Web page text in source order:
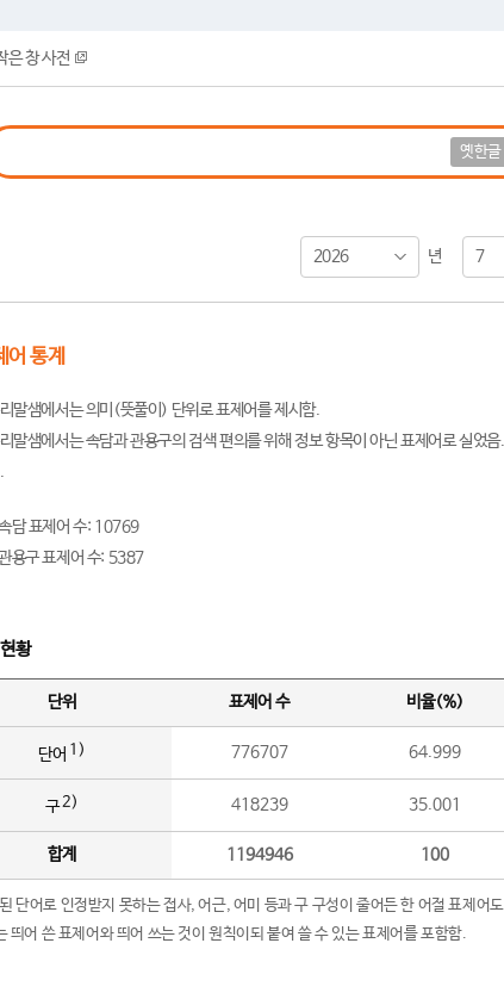
은 창 사전
옛한글
2026 년 7
어 통계
말샘에서는 의미(뜻풀이) 단위로 표제어를 제시함.
말샘에서는 속담과 관용구의 검색 편의를 위해 정보 항목이 아닌 표제어로 실었
담 표제어 수: 10769
용구 표제어 수: 5387
황
단위 표제어 수 비율(%)
단어 1) 776707 64.999
구2) 418239 35.001
합계 1194946 100
단어로 인정받지 못하는 접사, 어근, 어미 등과 구 구성이 줄어든 한 어절 표제어
띄어 쓴 표제어와 띄어 쓰는 것이 원칙이되 붙여 쓸 수 있는 표제어를 포함함.